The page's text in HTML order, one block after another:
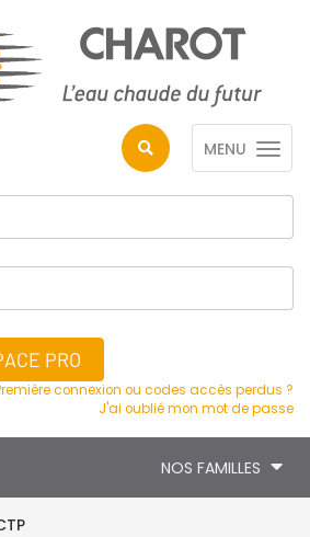
MENU
PRO
connexion ou codes accès perdus ?
J'ai oublié mon mot de passe
NOS FAMILLES